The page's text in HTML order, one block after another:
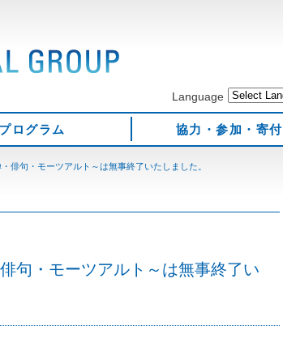
Language
プログラム 協力・参加・寄付
俳句・モーツアルト～は無事終了いたしました。
句・モーツアルト～は無事終了い